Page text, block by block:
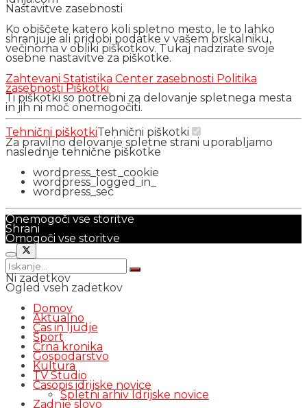
Nastavitve zasebnosti
Ko obiščete katero koli spletno mesto, le to lahko
shranjuje ali pridobi podatke v vašem brskalniku,
večinoma v obliki piškotkov. Tukaj nadzirate svoje
osebne nastavitve za piškotke.
Zahtevani Statistika Center zasebnosti Politika
zasebnostiPiškotki
Ti piškotki so potrebni za delovanje spletnega mesta
in jih ni moč onemogočiti.
Tehnični piškotkiTehnični piškotki
Za pravilno delovanje spletne strani uporabljamo
naslednje tehnične piškotke
wordpress_test_cookie
wordpress_logged_in_
wordpress_sec
Onemogoči vse storitve
Shrani
Omogoči vse storitve
Ni zadetkov
Ogled vseh zadetkov
Domov
Aktualno
Čas in ljudje
Šport
Črna kronika
Gospodarstvo
Kultura
TV Studio
Časopis idrijske novice
Spletni arhiv Idrijske novice
Zadnje slovo